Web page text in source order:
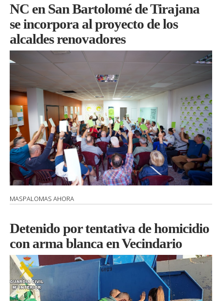
NC en San Bartolomé de Tirajana
se incorpora al proyecto de los
alcaldes renovadores
MASPALOMAS AHORA
Detenido por tentativa de homicidio
con arma blanca en Vecindario